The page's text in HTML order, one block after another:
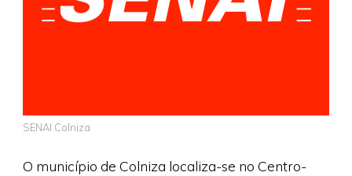
SENAI Colniza
O município de Colniza localiza-se no Centro-